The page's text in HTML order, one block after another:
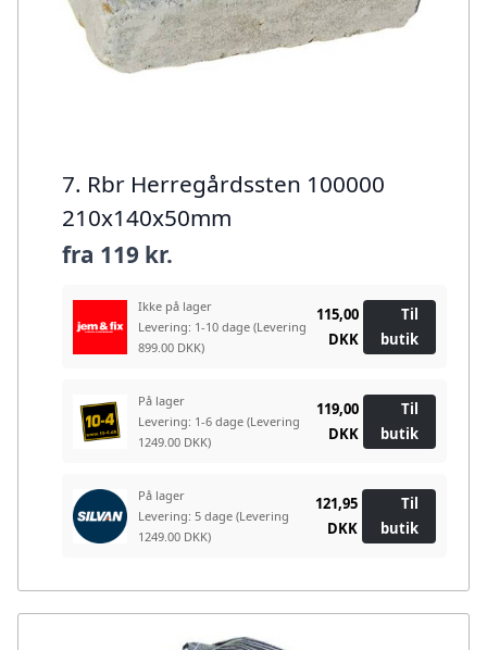
7. Rbr Herregårdssten 100000
210x140x50mm
fra 119 kr.
Ikke på lager
Levering: 1-10 dage (Levering
899.00 DKK)
115,00
DKK
Til
butik
På lager
Levering: 1-6 dage (Levering
1249.00 DKK)
119,00
DKK
Til
butik
På lager
Levering: 5 dage (Levering
1249.00 DKK)
121,95
DKK
Til
butik